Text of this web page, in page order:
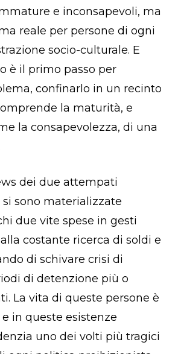
e inconsapevoli, ma
reale per persone di ogni
socio-culturale. E
è il primo passo per
confinarlo in un recinto
la maturità, e
la consapevolezza, di una
dei due attempati
sono materializzate
due vite spese in gesti
costante ricerca di soldi e
di schivare crisi di
di detenzione più o
La vita di queste persone è
in queste esistenze
uno dei volti più tragici